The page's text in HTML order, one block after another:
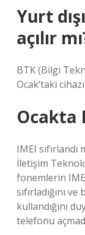
Yurt
açılır
BTK (Bilgi
Ocak’taki
Ocakta
IMEI
İletişim
fonemlerin
sıfırladığını
kullandığını
telefonu